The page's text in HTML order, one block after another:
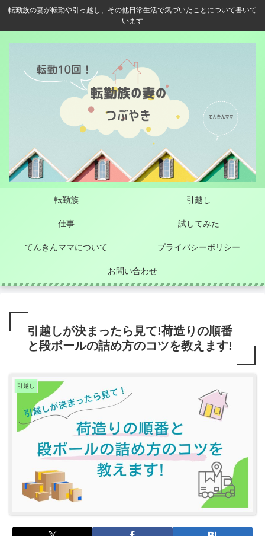
転勤族の妻が転勤や引っ越し、その他日常生活で気づいたことについて書いて
います
転勤族 引越し
仕事 試してみた
てんきんママについて プライバシーポリシー
お問い合わせ
引越しが決まったら見て!荷造りの順番
と段ボールの詰め方のコツを教えます!
引越し